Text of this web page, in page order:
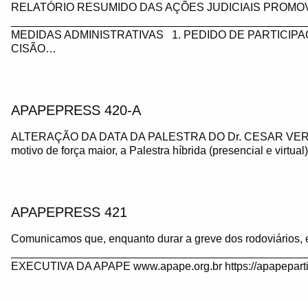
RELATÓRIO RESUMIDO DAS AÇÕES JUDICIAIS
MEDIDAS ADMINISTRATIVAS 1. PEDIDO DE
CISÃO…
APAPEPRESS 420-A
ALTERAÇÃO DA DATA DA PALESTRA DO Dr. CESAR
motivo de força maior, a Palestra híbrida (presencial e
APAPEPRESS 421
Comunicamos que, enquanto durar a greve dos
EXECUTIVA DA APAPE www.apape.org.br https://